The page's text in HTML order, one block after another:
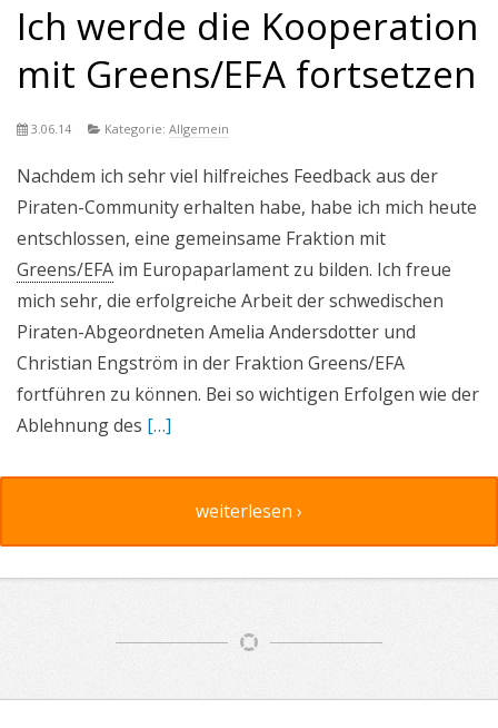
Ich werde die Kooperation
mit Greens/EFA fortsetzen
3.06.14 Kategorie:Allgemein
Nachdem ich sehr viel hilfreiches Feedback aus der
Piraten-Community erhalten habe, habe ich mich heute
entschlossen, eine gemeinsame Fraktion mit
Greens/EFA im Europaparlament zu bilden. Ich freue
mich sehr, die erfolgreiche Arbeit der schwedischen
Piraten-Abgeordneten Amelia Andersdotter und
Christian Engström in der Fraktion Greens/EFA
fortführen zu können. Bei so wichtigen Erfolgen wie der
Ablehnung des […]
weiterlesen ›